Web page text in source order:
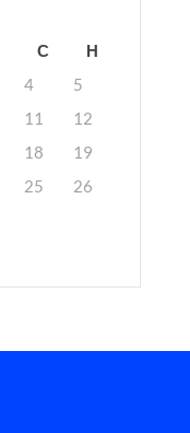
С
Н
4
5
11
12
18
19
25
26